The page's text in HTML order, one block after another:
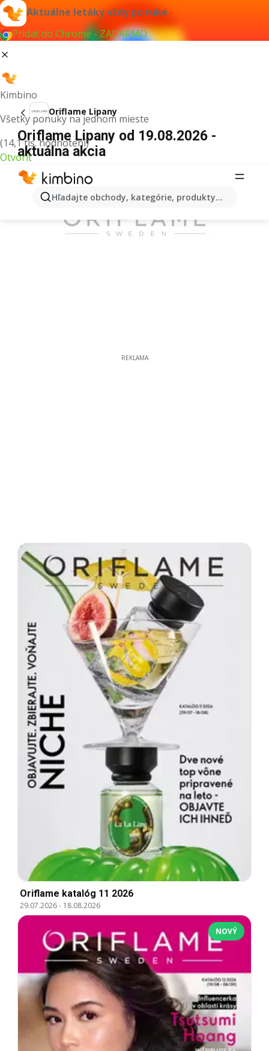
Aktuálne letáky vždy po ruke
Pridať do Chrome - ZADARMO
Kimbino
Všetky ponuky na jednom mieste
(14,1 tis. hodnotení)
Otvoriť
Hľadajte obchody, kategórie, produkty...
Oriflame Lipany
Oriflame Lipany od 19.08.2026 -
aktuálna akcia
REKLAMA
Oriflame katalóg 11 2026
29.07.2026- 18.08.2026
NOVÝ